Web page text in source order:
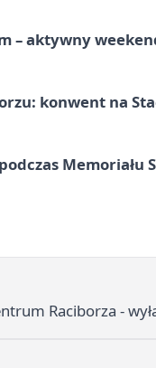
– aktywny
konwent na
Raciborza -